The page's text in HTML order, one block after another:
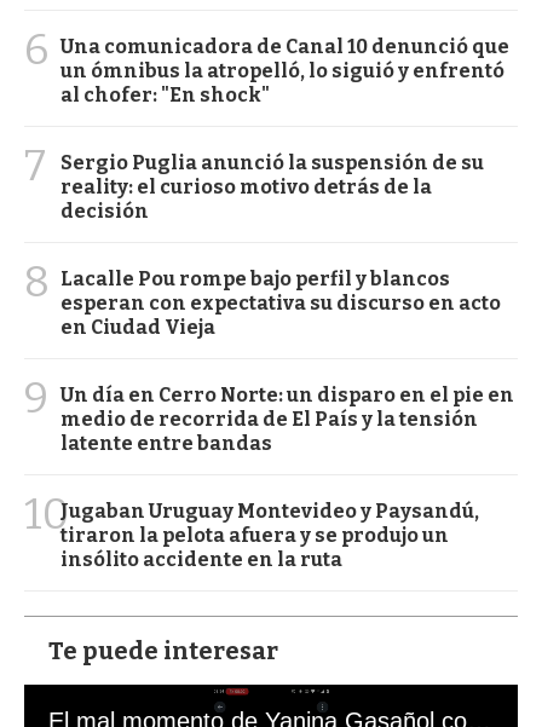
6 Una comunicadora de Canal 10 denunció que
un ómnibus la atropelló, lo siguió y enfrentó
al chofer: "En shock"
7
Sergio Puglia anunció la suspensión de su
reality: el curioso motivo detrás de la
decisión
8
Lacalle Pou rompe bajo perfil y blancos
esperan con expectativa su discurso en acto
en Ciudad Vieja
9
Un día en Cerro Norte: un disparo en el pie en
medio de recorrida de El País y la tensión
latente entre bandas
10Jugaban Uruguay Montevideo y Paysandú,
tiraron la pelota afuera y se produjo un
insólito accidente en la ruta
Te puede interesar
El mal momento de Yanina Gasañol con un hincha argentino en "Subrayado"